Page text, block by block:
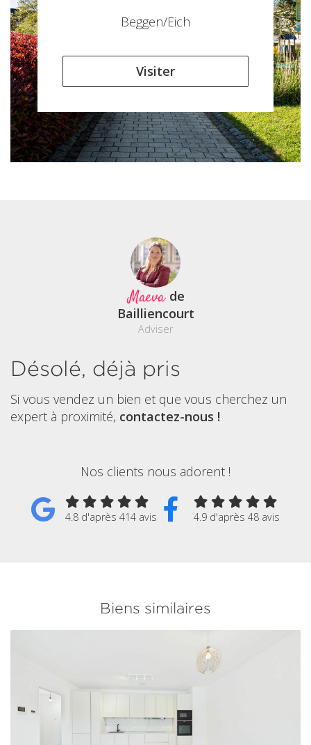
Beggen/Eich
Visiter
Maeva de
Bailliencourt
Adviser
Désolé, déjà pris
Si vous vendez un bien et que vous cherchez un
expert à proximité, contactez-nous !
Nos clients nous adorent !
4.8 d'après 414 avis 4.9 d'après 48 avis
Biens similaires